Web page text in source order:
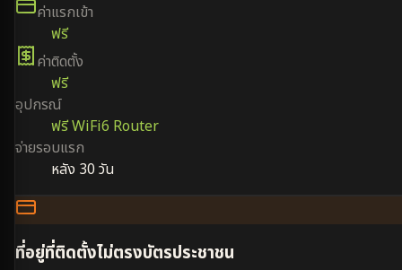
ค่าแรกเข้า
ฟรี
ค่าติดตั้ง
ฟรี
อุปกรณ์
ฟรี WiFi6 Router
จ่ายรอบแรก
หลัง 30 วัน
ที่อยู่ที่ติดตั้งไม่ตรงบัตรประชาชน